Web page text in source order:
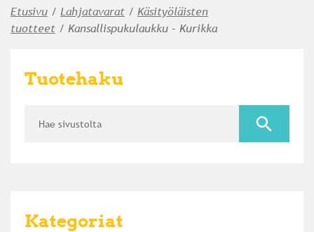
Etusivu / Lahja­tavarat / Käsityöläisten
tuotteet / Kansallispukulaukku – Kurikka
Tuotehaku
Kategoriat